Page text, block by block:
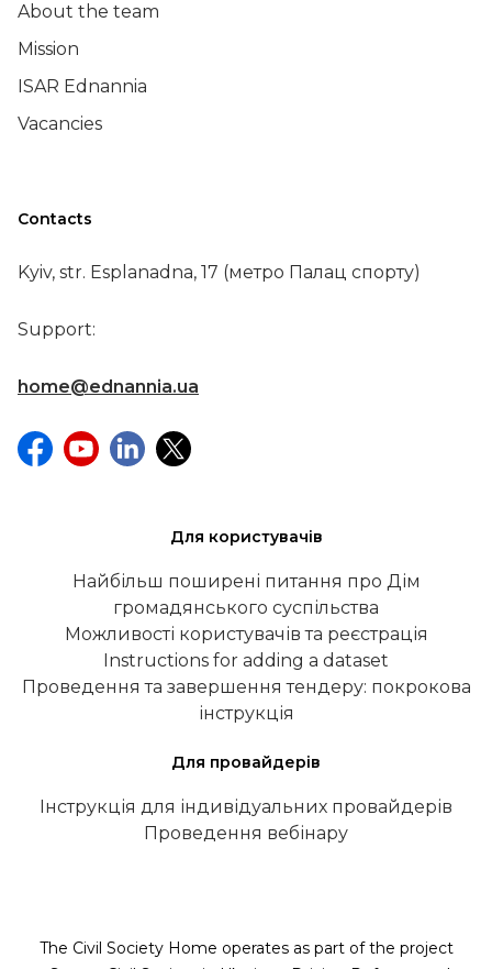
About the team
Mission
ISAR Ednannia
Vacancies
Contacts
Kyiv, str. Esplanadna, 17 (метро Палац спорту)
Support:
home@ednannia.ua
Для користувачів
Найбільш поширені питання про Дім
громадянського суспільства
Можливості користувачів та реєстрація
Instructions for adding a dataset
Проведення та завершення тендеру: покрокова
інструкція
Для провайдерів
Інструкція для індивідуальних провайдерів
Проведення вебінару
The Civil Society Home operates as part of the project